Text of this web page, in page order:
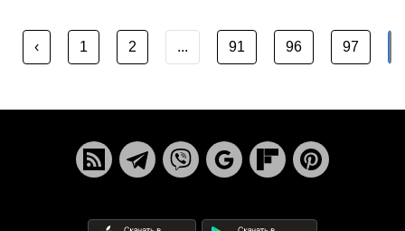
‹ 1 2 ... 91 96 97